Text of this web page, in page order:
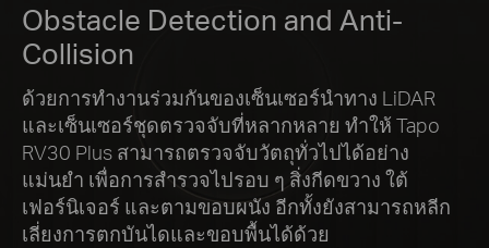
Obstacle Detection and Anti-
Collision
ด้วยการทำงานร่วมกันของเซ็นเซอร์นำทาง LiDAR
และเซ็นเซอร์ชุดตรวจจับที่หลากหลาย ทำให้ Tapo
RV30 Plus สามารถตรวจจับวัตถุทั่วไปได้อย่าง
แม่นยำ เพื่อการสำรวจไปรอบ ๆ สิ่งกีดขวาง ใต้
เฟอร์นิเจอร์ และตามขอบผนัง อีกทั้งยังสามารถหลีก
เลี่ยงการตกบันไดและขอบพื้นได้ด้วย